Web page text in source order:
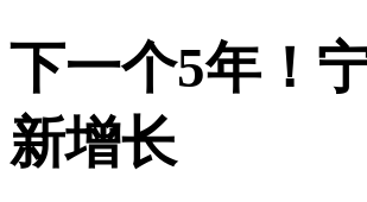
下一个5年！
新增长